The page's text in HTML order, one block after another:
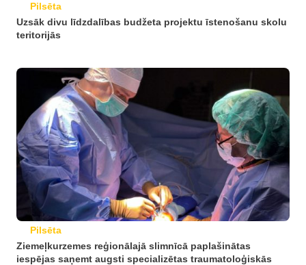
Pilsēta
Uzsāk divu līdzdalības budžeta projektu īstenošanu skolu
teritorijās
Pilsēta
Ziemeļkurzemes reģionālajā slimnīcā paplašinātas
iespējas saņemt augsti specializētas traumatoloģiskās